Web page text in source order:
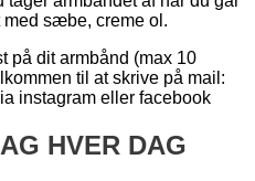
med sæbe, creme ol.
på dit armbånd (max 10
til at skrive på mail:
instagram eller facebook
HVER DAG